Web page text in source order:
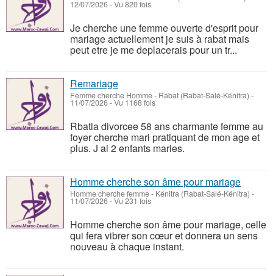
12/07/2026 - Vu 820 fois
Je cherche une femme ouverte d'esprit pour
mariage actuellement je suis à rabat mais
peut etre je me deplacerais pour un tr...
Remariage
Femme cherche Homme- Rabat (Rabat-Salé-Kénitra) -
11/07/2026 - Vu 1168 fois
Rbatia divorcee 58 ans charmante femme au
foyer cherche mari pratiquant de mon age et
plus. J ai 2 enfants maries.
Homme cherche son âme pour mariage
Homme cherche femme- Kénitra (Rabat-Salé-Kénitra) -
11/07/2026 - Vu 231 fois
Homme cherche son âme pour mariage, celle
qui fera vibrer son cœur et donnera un sens
nouveau à chaque instant.